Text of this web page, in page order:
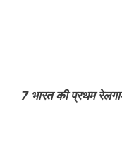
7 भारत की प्रथम